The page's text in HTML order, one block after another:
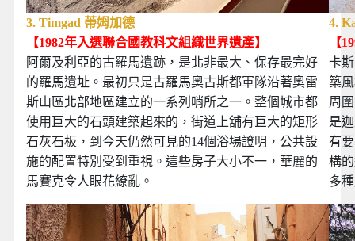
3. Timgad 蒂姆加德
【1982年入選聯合國教科文組織世界遺產】
阿爾及利亞的古羅馬遺跡，是北非最大、保存最完好
的羅馬遺址。最初只是古羅馬奧古斯都軍隊沿著奧雷
斯山區北部地區建立的一系列哨所之一。整個城市都
使用巨大的石頭建築起來的，街道上舖有巨大的矩形
石灰石板，到今天仍然可見的14個浴場證明，公共設
施的配置特別受到重視。這些房子大小不一，華麗的
馬賽克令人眼花繚亂。
4.
【
卡
築
周
是
有
構
多